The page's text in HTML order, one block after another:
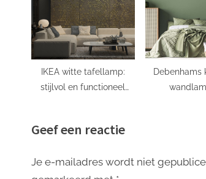
IKEA witte tafellamp:
stijlvol en functioneel
Debenhams
Geef een reactie
Je e-mailadres wordt niet